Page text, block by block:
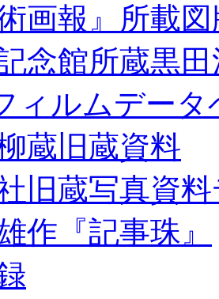
術画報』所載
念館所蔵黒
ィルムデータ
蔵旧蔵資料
旧蔵写真資
作『記事珠』